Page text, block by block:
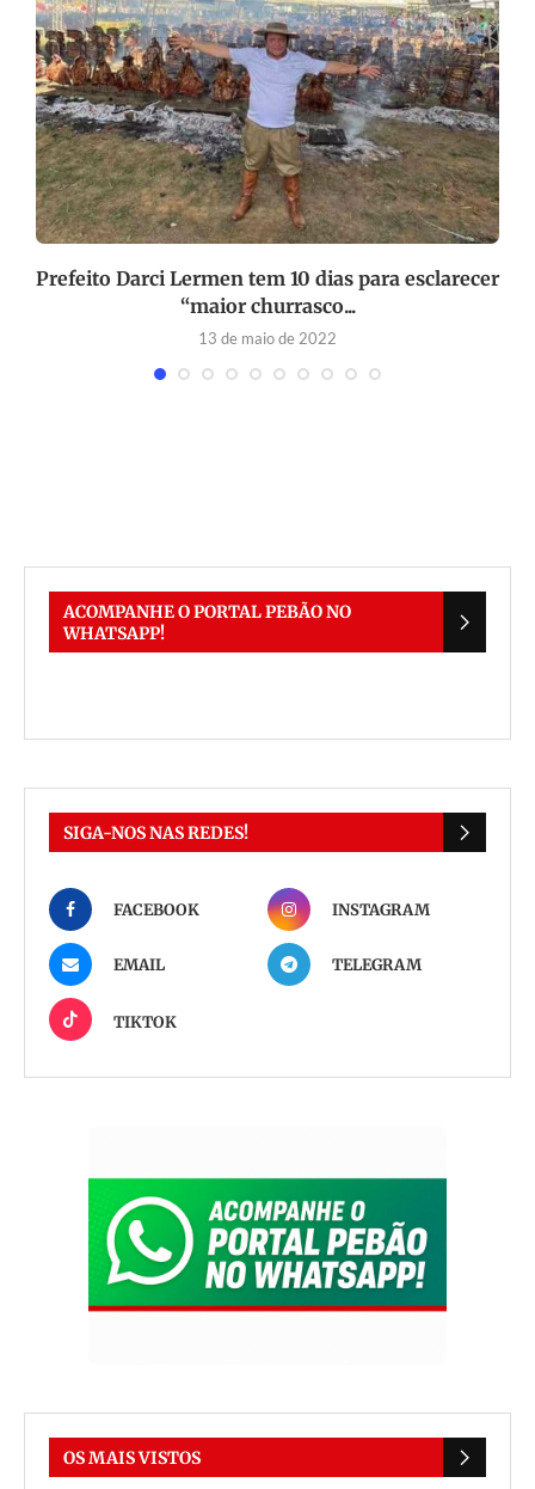
Prefeito Darci Lermen tem 10 dias para esclarecer
“maior churrasco...
13 de maio de 2022
ACOMPANHE O PORTAL PEBÃO NO
WHATSAPP!
SIGA-NOS NAS REDES!
FACEBOOK INSTAGRAM
EMAIL TELEGRAM
TIKTOK
OS MAIS VISTOS